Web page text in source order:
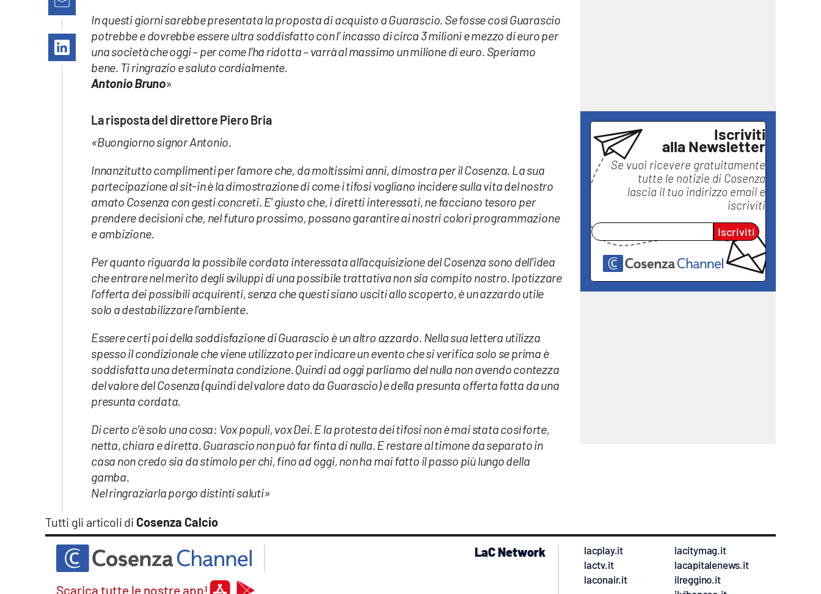
Vai
Tutti gli articoli di Cosenza Calcio
In questi giorni sarebbe presentata la proposta di acquisto a Guarascio. Se fosse così Guarascio
potrebbe e dovrebbe essere ultra soddisfatto con l’ incasso di circa 3 milioni e mezzo di euro per
una società che oggi – per come l’ha ridotta – varrà al massimo un milione di euro. Speriamo
bene. Ti ringrazio e saluto cordialmente.
Antonio Bruno»
La risposta del direttore Piero Bria
«Buongiorno signor Antonio.
Innanzitutto complimenti per l’amore che, da moltissimi anni, dimostra per il Cosenza. La sua
partecipazione al sit-in è la dimostrazione di come i tifosi vogliano incidere sulla vita del nostro
amato Cosenza con gesti concreti. E’ giusto che, i diretti interessati, ne facciano tesoro per
prendere decisioni che, nel futuro prossimo, possano garantire ai nostri colori programmazione
e ambizione.
Per quanto riguarda la possibile cordata interessata all’acquisizione del Cosenza sono dell’idea
che entrare nel merito degli sviluppi di una possibile trattativa non sia compito nostro. Ipotizzare
l’offerta dei possibili acquirenti, senza che questi siano usciti allo scoperto, è un azzardo utile
solo a destabilizzare l’ambiente.
Essere certi poi della soddisfazione di Guarascio è un altro azzardo. Nella sua lettera utilizza
spesso il condizionale che viene utilizzato per indicare un evento che si verifica solo se prima è
soddisfatta una determinata condizione. Quindi ad oggi parliamo del nulla non avendo contezza
del valore del Cosenza (quindi del valore dato da Guarascio) e della presunta offerta fatta da una
presunta cordata.
Di certo c’è solo una cosa: Vox populi, vox Dei. E la protesta dei tifosi non è mai stata così forte,
netta, chiara e diretta. Guarascio non può far finta di nulla. E restare al timone da separato in
casa non credo sia da stimolo per chi, fino ad oggi, non ha mai fatto il passo più lungo della
gamba.
Nel ringraziarla porgo distinti saluti»
Iscriviti
alla Newsletter
Se vuoi ricevere gratuitamente
tutte le notizie di Cosenza
lascia il tuo indirizzo email e
iscriviti
Iscriviti
Scarica tutte le nostre app!
LaC Network
lacplay.it
lactv.it
laconair.it
lacitymag.it
lacapitalenews.it
ilreggino.it